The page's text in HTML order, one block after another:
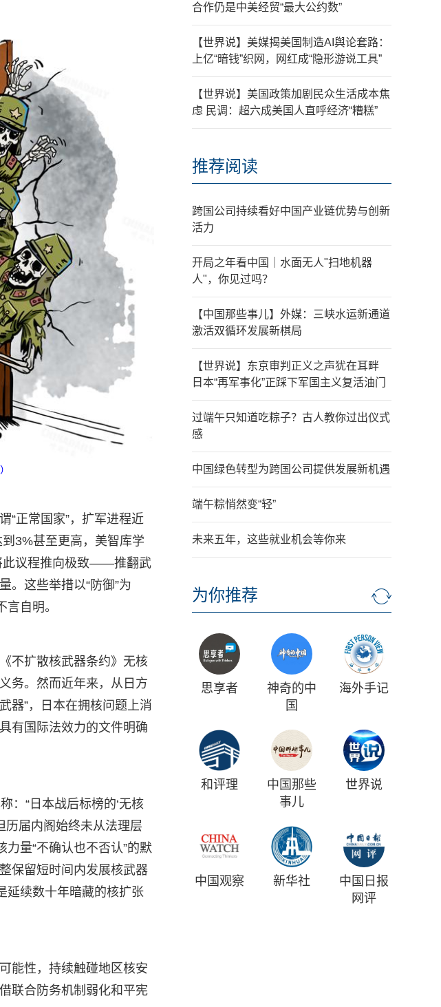
“正常国家”，扩军进程近
3%甚至更高，美智库学
此议程推向极致——推翻武
。这些举措以“防御”为
自明。
不扩散核武器条约》无核
务。然而近年来，从日方
器”，日本在拥核问题上消
有国际法效力的文件明确
：“日本战后标榜的‘无核
历届内阁始终未从法理层
量“不确认也不否认”的默
保留短时间内发展核武器
延续数十年暗藏的核扩张
能性，持续触碰地区核安
联合防务机制弱化和平宪
合作仍是中美经贸“最大公约数”
【世界说】美媒揭美国制造AI舆论套路：
上亿“暗钱”织网，网红成“隐形游说工具”
【世界说】美国政策加剧民众生活成本焦
虑 民调：超六成美国人直呼经济“糟糕”
推荐阅读
跨国公司持续看好中国产业链优势与创新
活力
开局之年看中国｜水面无人"扫地机器
人"，你见过吗？
【中国那些事儿】外媒：三峡水运新通道
激活双循环发展新棋局
【世界说】东京审判正义之声犹在耳畔
日本“再军事化”正踩下军国主义复活油门
过端午只知道吃粽子？古人教你过出仪式
感
中国绿色转型为跨国公司提供发展新机遇
端午粽悄然变“轻”
未来五年，这些就业机会等你来
为你推荐
思享者
神奇的中
国
海外手记
和评理
中国那些
事儿
世界说
中国观察 新华社
中国日报
网评